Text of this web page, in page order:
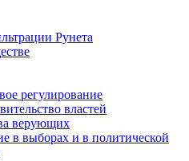
Рунета
регулирование
властей
верующих
в выборах и в политической